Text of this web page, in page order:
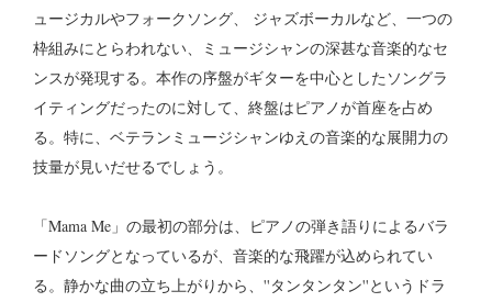
ュージカルやフォークソング、 ジャズボーカルなど、一つの
枠組みにとらわれない、ミュージシャンの深甚な音楽的なセ
ンスが発現する。本作の序盤がギターを中心としたソングラ
イティングだったのに対して、終盤はピアノが首座を占め
る。特に、ベテランミュージシャンゆえの音楽的な展開力の
技量が見いだせるでしょう。
「Mama Me」の最初の部分は、ピアノの弾き語りによるバラ
ードソングとなっているが、音楽的な飛躍が込められてい
る。静かな曲の立ち上がりから、''タンタンタン''というドラ